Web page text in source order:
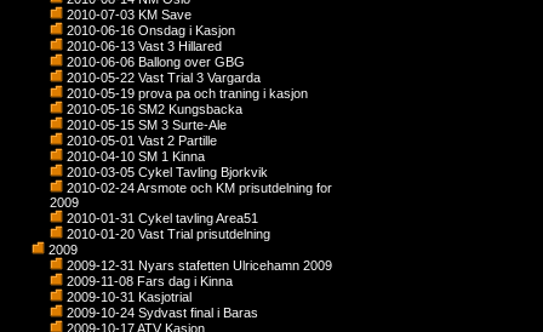
2010-07-03 KM Save
2010-06-16 Onsdag i Kasjon
2010-06-13 Vast 3 Hillared
2010-06-06 Ballong over GBG
2010-05-22 Vast Trial 3 Vargarda
2010-05-19 prova pa och traning i kasjon
2010-05-16 SM2 Kungsbacka
2010-05-15 SM 3 Surte-Ale
2010-05-01 Vast 2 Partille
2010-04-10 SM 1 Kinna
2010-03-05 Cykel Tavling Bjorkvik
2010-02-24 Arsmote och KM prisutdelning for
2009
2010-01-31 Cykel tavling Area51
2010-01-20 Vast Trial prisutdelning
2009
2009-12-31 Nyars stafetten Ulricehamn 2009
2009-11-08 Fars dag i Kinna
2009-10-31 Kasjotrial
2009-10-24 Sydvast final i Baras
2009-10-17 ATV Kasjon